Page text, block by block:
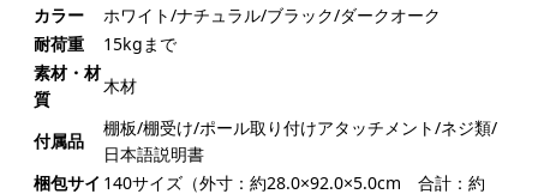
カラー
ホワイト/ナチュラル/ブラック/ダークオーク
耐荷重
15kgまで
素材・材
質
木材
付属品
棚板/棚受け/ポール取り付けアタッチメント/ネジ類/
日本語説明書
梱包サイ 140サイズ（外寸：約28.0×92.0×5.0cm 合計：約